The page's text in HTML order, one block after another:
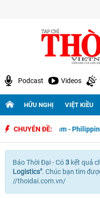
Podcast Videos
HỮU NGHỊ VIỆT KIỀU
CHUYÊN ĐỀ:
giao Việt Nam -
Báo Thời Đại - Có3 kết quả
Logistics". Chúc bạn tìm
//thoidai.com.vn/